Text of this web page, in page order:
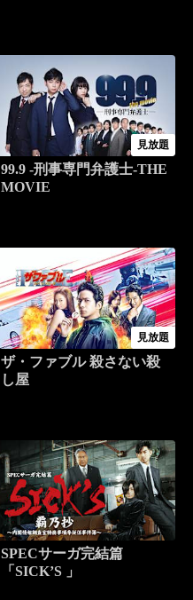
見放題
99.9 -刑事専門弁護士-THE
MOVIE
見放題
ザ・ファブル 殺さない殺
し屋
SPECサーガ完結篇
「SICK’S 」